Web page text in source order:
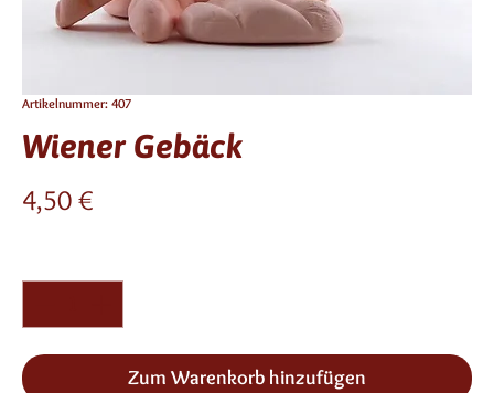
Artikelnummer: 407
Wiener Gebäck
4,50 €Preis
Zum Warenkorb hinzufügen